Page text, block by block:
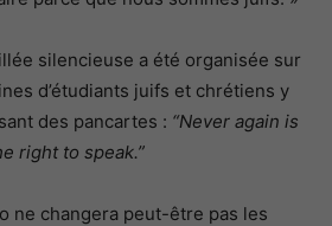
silencieuse a été organisée sur
d’étudiants juifs et chrétiens y
des pancartes : “Never again is
right to speak.”
ne changera peut-être pas les